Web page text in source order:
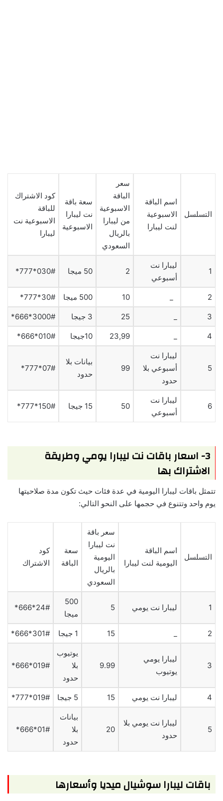
التسلسل
اسم الباقة
الاسبوعية
لنت ليبارا
سعر
الباقة
الاسبوعية
من ليبارا
بالريال
السعودي
سعة باقة
نت ليبارا
الاسبوعية
كود الاشتراك
للباقة
الاسبوعية نت
ليبارا
1
ليبارا نت
أسبوعي
2 50 ميجا 030#*777*
2
10 500 ميجا 30#*777*
3
25 3 جيجا 3000#*666*
4
23,99 10جيجا 010#*666*
5
ليبارا نت
أسبوعي بلا
حدود
99
بيانات بلا
حدود
07#*777*
6
ليبارا نت
أسبوعي
50 15 جيجا 150#*777*
3- اسعار باقات نت ليبارا يومي وطريقة
الاشتراك بها
تتمثل باقات ليبارا اليومية في عدة فئات حيث تكون مدة صلاحيتها
يوم واحد وتتنوع في حجمها على النحو التالي:
التسلسل
اسم الباقة
اليومية لنت ليبارا
سعر باقة
نت ليبارا
اليومية
بالريال
السعودي
سعة
الباقة
كود
الاشتراك
1 ليبارا نت يومي 5
500
ميجا
24#*666*
2
15 1 جيجا 301#*666*
3
ليبارا يومي
يوتيوب
9.99
يوتيوب
بلا
حدود
019#*666*
4 ليبارا نت يومي 15 5 جيجا 019#*777*
5
ليبارا نت يومي بلا
حدود
20
بيانات
بلا
حدود
01#*666*
باقات ليبارا سوشيال ميديا وأسعارها